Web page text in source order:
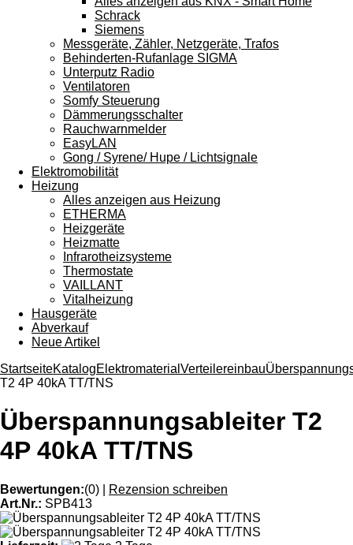
Schrack
Siemens
Messgeräte, Zähler, Netzgeräte, Trafos
Behinderten-Rufanlage SIGMA
Unterputz Radio
Ventilatoren
Somfy Steuerung
Dämmerungsschalter
Rauchwarnmelder
EasyLAN
Gong / Syrene/ Hupe / Lichtsignale
Elektromobilität
Heizung
Alles anzeigen aus Heizung
ETHERMA
Heizgeräte
Heizmatte
Infrarotheizsysteme
Thermostate
VAILLANT
Vitalheizung
Hausgeräte
Abverkauf
Neue Artikel
StartseiteKatalogElektromaterial Verteilereinbau
T2 4P 40kA TT/TNS
Überspannungsableiter T2
4P 40kA TT/TNS
Bewertungen:(0)
Rezension schreiben
Art.Nr.: SPB413